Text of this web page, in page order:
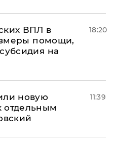
ВПЛ в
помощи,
на
18:20
новую
11:39